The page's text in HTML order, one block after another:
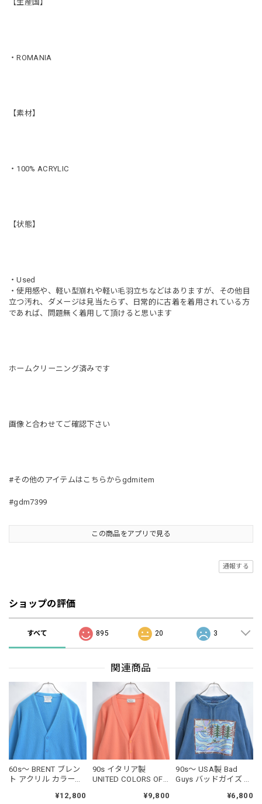
【生産国】
・ROMANIA
【素材】
・100% ACRYLIC
【状態】
・Used
・使用感や、軽い型崩れや軽い毛羽立ちなどはありますが、その他目
立つ汚れ、ダメージは見当たらず、日常的に古着を着用されている方
であれば、問題無く着用して頂けると思います
ホームクリーニング済みです
画像と合わせてご確認下さい
#その他のアイテムはこちらからgdmitem
#gdm7399
この商品をアプリで見る
通報する
ショップの評価
すべて 895 20 3
関連商品
60s～ BRENT ブレン
ト アクリル カラーニ
ィガン セーター ター
¥12,800
90s イタリア製
UNITED COLORS OF
ッドカラーズオブベ
¥9,800
90s～ USA製 Bad
Guys バッドガイズ モ
トリング カヌーグラ
¥6,800